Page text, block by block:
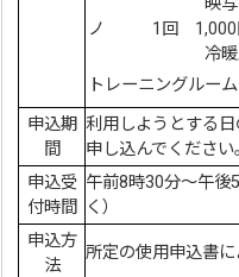
ノ 1回 1,000
冷暖房利
トレーニングル
申込期
間
利用しようとする
申し込んでください
申込受
付時間
午前8時30分～午後
く）
申込方
法
所定の使用申込書に